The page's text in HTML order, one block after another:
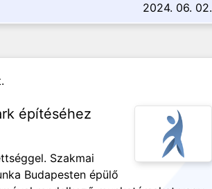
2024. 06. 02.
építéséhez
Szakmai
Budapesten épülő